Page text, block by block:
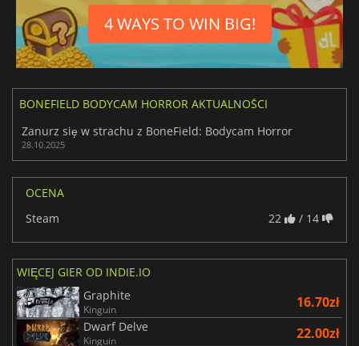
4 WAYS TO WIN BIG!
BONEFIELD BODYCAM HORROR AKTUALNOŚCI
Zanurz się w strachu z BoneField: Bodycam Horror
28.10.2025
OCENA
Steam
22 / 14
WIĘCEJ GIER OD INDIE.IO
Graphite
Kinguin 16.70zł
Dwarf Delve
Kinguin 22.00zł